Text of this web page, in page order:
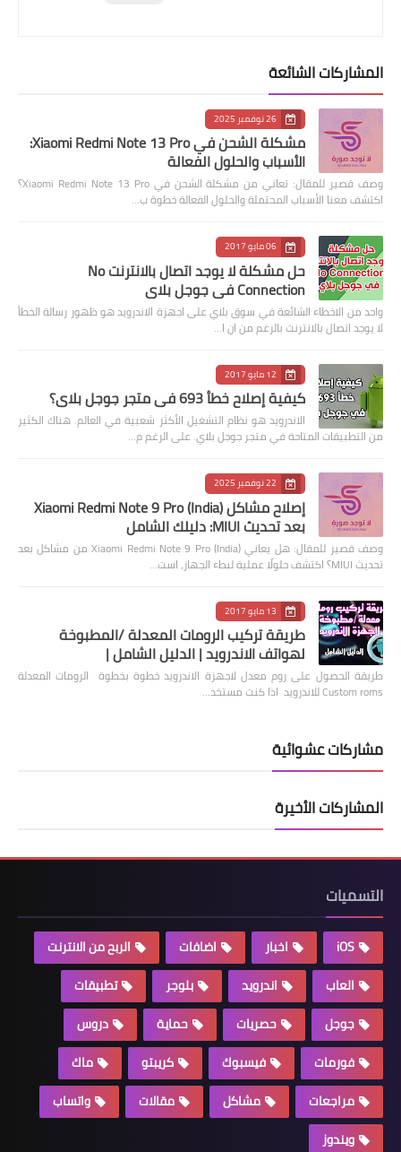
المشاركات الشائعة
26 نوفمبر 2025
مشكلة الشحن في Xiaomi Redmi Note 13 Pro:
الأسباب والحلول الفعالة
وصف قصير للمقال: تعاني من مشكلة الشحن في Xiaomi Redmi Note 13 Pro؟
اكتشف معنا الأسباب المحتملة والحلول الفعالة خطوة ب…
06 مايو 2017
حل مشكلة لا يوجد اتصال بالانترنت No
Connection في جوجل بلاي
واحد من الاخطاء الشائعة في سوق بلاي على اجهزة الاندرويد هو ظهور رسالة الخطأ
لا يوجد اتصال بالانترنت بالرغم من ان ا…
12 مايو 2017
كيفية إصلاح خطأ 693 في متجر جوجل بلاي؟
الاندرويد هو نظام التشغيل الأكثر شعبية في العالم. هناك الكثير
من التطبيقات المتاحة في متجر جوجل بلاي. على الرغم م…
22 نوفمبر 2025
إصلاح مشاكل Xiaomi Redmi Note 9 Pro (India)
بعد تحديث MIUI: دليلك الشامل
وصف قصير للمقال: هل يعاني Xiaomi Redmi Note 9 Pro (India) من مشاكل بعد
تحديث MIUI؟ اكتشف حلولًا عملية لبطء الجهاز، است…
13 مايو 2017
طريقة تركيب الرومات المعدلة /المطبوخة
لهواتف الاندرويد | الدليل الشامل |
طريقة الحصول على روم معدل لاجهزة الاندرويد خطوة بخطوة الرومات المعدلة
Custom roms للاندرويد اذا كنت مستخد…
مشاركات عشوائية
المشاركات الأخيرة
التسميات
iOS اخبار اضافات
الربح من الانترنت
العاب
اندرويد بلوجر
تطبيقات
جوجل
حصريات حماية
دروس
فورمات
فيسبوك كريبتو
ماك
مراجعات
مشاكل مقالات
واتساب
ويندوز